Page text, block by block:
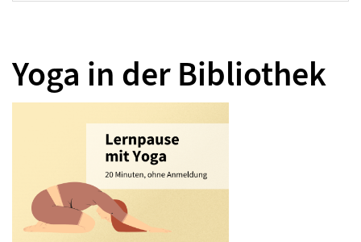
Yoga in der Bibliothek